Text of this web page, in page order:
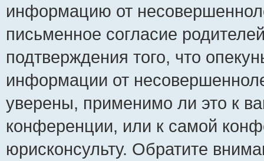
информацию от
письменное согласие
подтверждения того, что
информации от
уверены, применимо ли это к
конференции, или к самой
юрисконсульту. Обратите